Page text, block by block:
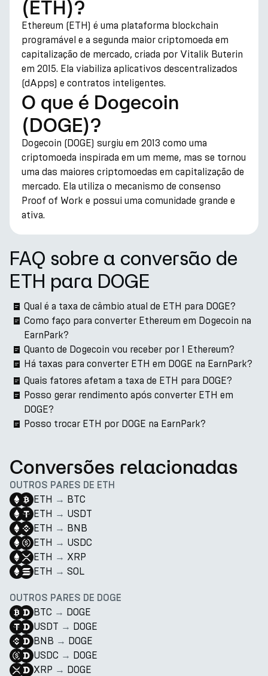
(ETH)?
Ethereum (ETH) é uma plataforma blockchain
programável e a segunda maior criptomoeda em
capitalização de mercado, criada por Vitalik Buterin
em 2015. Ela viabiliza aplicativos descentralizados
(dApps) e contratos inteligentes.
O que é Dogecoin
(DOGE)?
Dogecoin (DOGE) surgiu em 2013 como uma
criptomoeda inspirada em um meme, mas se tornou
uma das maiores criptomoedas em capitalização de
mercado. Ela utiliza o mecanismo de consenso
Proof of Work e possui uma comunidade grande e
ativa.
FAQ sobre a conversão de
ETH para DOGE
Qual é a taxa de câmbio atual de ETH para DOGE?
Como faço para converter Ethereum em Dogecoin na
EarnPark?
Quanto de Dogecoin vou receber por 1 Ethereum?
Há taxas para converter ETH em DOGE na EarnPark?
Quais fatores afetam a taxa de ETH para DOGE?
Posso gerar rendimento após converter ETH em
DOGE?
Posso trocar ETH por DOGE na EarnPark?
Conversões relacionadas
OUTROS PARES DE ETH
ETH → BTC
ETH → USDT
ETH → BNB
ETH → USDC
ETH → XRP
ETH → SOL
OUTROS PARES DE DOGE
BTC → DOGE
USDT → DOGE
BNB → DOGE
USDC → DOGE
XRP → DOGE